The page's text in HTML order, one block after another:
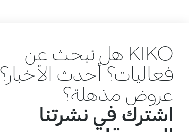
KIKO هل تبحث عن
فعاليات؟ أحدث الأخبار؟
عروض مذهلة؟
اشترك في نشرتنا